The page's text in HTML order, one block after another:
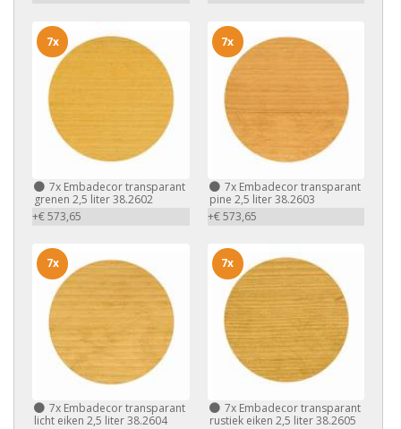
7x Embadecor transparant
grenen 2,5 liter 38.2602
+€ 573,65
7x
7xEmbadecor transparant
pine 2,5 liter 38.2603
+€ 573,65
7x
7x Embadecor transparant
licht eiken 2,5 liter 38.2604
7x
7xEmbadecor transparant
rustiek eiken 2,5 liter 38.2605
7x